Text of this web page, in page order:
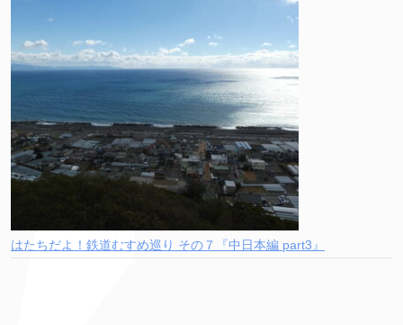
はたちだよ！鉄道むすめ巡り その７『中日本編 part3』